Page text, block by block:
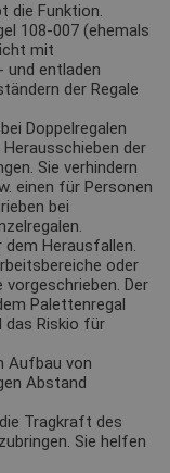
die Funktion.
108-007 (ehemals
mit
und entladen
der Regale
Doppelregalen
der
Sie verhindern
einen für Personen
bei
Herausfallen.
oder
Der
Palettenregal
das Riskio für
Aufbau von
Abstand
Tragkraft des
Sie helfen